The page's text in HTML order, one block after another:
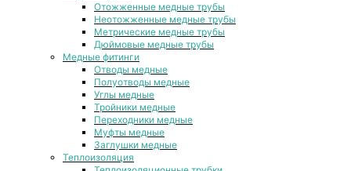
Отожженные медные трубы
Неотожженные медные трубы
Метрические медные трубы
Дюймовые медные трубы
Медные фитинги
Отводы медные
Полуотводы медные
Углы медные
Тройники медные
Переходники медные
Муфты медные
Заглушки медные
Теплоизоляция